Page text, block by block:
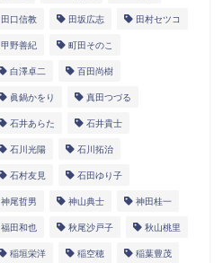
田口信教 田坂広志 田村セツコ
甲野善紀 町田そのこ
白澤卓二 百田尚樹
眞鍋かをり 真田つづる
石井あらた 石井貴士
石川光陽 石川拓治
石村友見 石田ゆり子
神尾哲男 神山典士 神田桂一
福田和也 秋尾沙戸子 秋山桃里
稲垣栄洋 稲空穂 稲葉豊茂